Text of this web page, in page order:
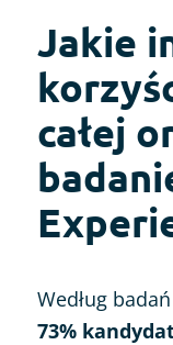
Jakie
całej
Według
73%